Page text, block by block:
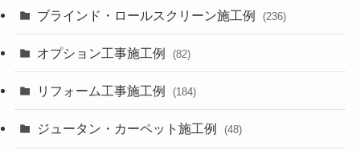
ブラインド・ロールスクリーン施工例 (236)
オプション工事施工例 (82)
リフォーム工事施工例 (184)
ジュータン・カーペット施工例 (48)